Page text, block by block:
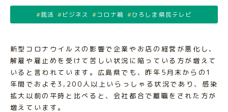
就活 ビジネス コロナ禍 ひろしま県民テレビ
新型コロナウイルスの影響で企業やお店の経営が悪化し、
解雇や雇止めを受けて苦しい状況に陥っている方が増えて
いると言われています。広島県でも、昨年5月末からの1
年間でおよそ3,200人以上いらっしゃる状況であり、感染
拡大以前の平時と比べると、会社都合で離職をされた方が
増えています。